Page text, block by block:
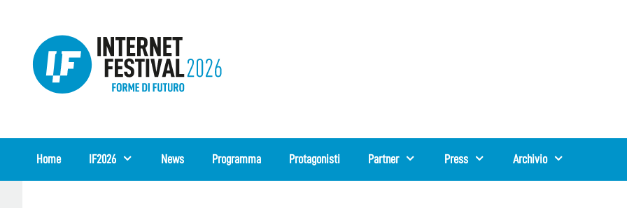
contenuto
Home IF2026 News Programma Protagonisti Partner Press Archivio